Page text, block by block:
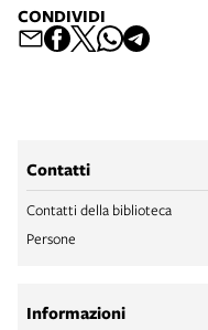
CONDIVIDI
Contatti
Contatti della biblioteca
Persone
Informazioni